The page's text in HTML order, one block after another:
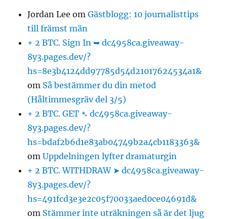
Jordan Lee omGästblogg: 10 journalisttips
till främst män
+ 2 BTC. Sign In ➥ dc4958ca.giveaway-
8y3.pages.dev/?
hs=8e3b4124dd97785d54d21017624534a1&
om Så bestämmer du din metod
(Håltimmesgräv del 3/5)
+ 2 BTC. GET ➴ dc4958ca.giveaway-
8y3.pages.dev/?
hs=bdaf2b6d1e83ab04749b2a4cb1183363&
omUppdelningen lyfter dramaturgin
+ 2 BTC. WITHDRAW ➤ dc4958ca.giveaway-
8y3.pages.dev/?
hs=491fcd3e3e2c05f70033aed0ce04691d&
om Stämmer inte uträkningen så är det ljug